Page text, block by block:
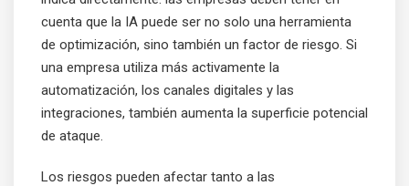
cuenta que la IA puede ser no solo una herramienta
de optimización, sino también un factor de riesgo. Si
una empresa utiliza más activamente la
automatización, los canales digitales y las
integraciones, también aumenta la superficie potencial
de ataque.
Los riesgos pueden afectar tanto a las